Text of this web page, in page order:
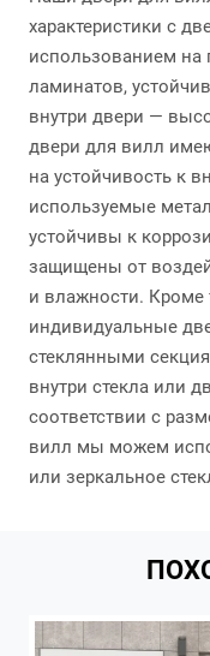
характеристики с
использованием на
ламинатов,
внутри двери —
двери для вилл
на устойчивость к
используемые
устойчивы к
защищены от
и влажности.
индивидуальные
стеклянными
внутри стекла или
соответствии с
вилл мы можем
или зеркальное